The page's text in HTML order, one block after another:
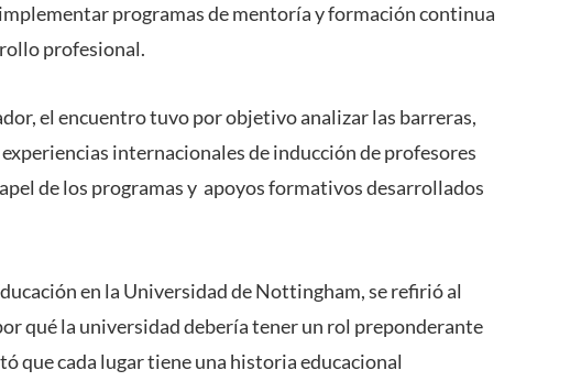
programas de mentoría y formación continua
profesional.
el encuentro tuvo por objetivo analizar las barreras,
internacionales de inducción de profesores
de los programas y apoyos formativos desarrollados
en la Universidad de Nottingham, se refirió al
qué la universidad debería tener un rol preponderante
que cada lugar tiene una historia educacional